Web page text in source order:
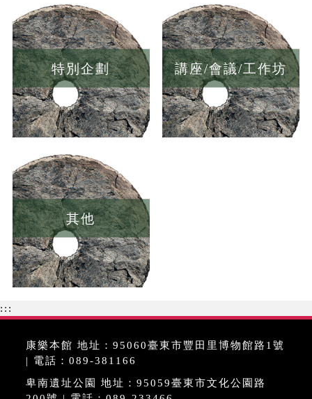
特別企劃 講座/會議/工作坊
其他
:::
康樂本館 地址：95060臺東市豐田里博物館路1號
| 電話：089-381166
卑南遺址公園 地址：95059臺東市文化公園路